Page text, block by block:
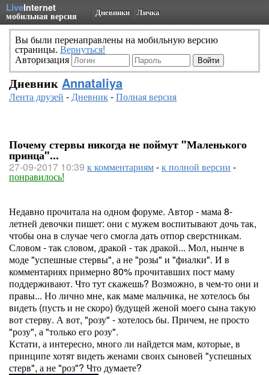
LiveInternet
мобильная версия Дневники Личка
Вы были перенаправлены на мобильную версию
страницы. Вернуться!
Авторизация
Дневник Annataliya
Лента друзей -Дневник-Полная версия
Почему стервы никогда не поймут "Маленького
принца"...
27-09-2017 10:39 к комментариям-к полной версии -
понравилось!
Недавно прочитала на одном форуме. Автор - мама 8-
летней девочки пишет: они с мужем воспитывают дочь так,
чтобы она в случае чего смогла дать отпор сверстникам.
Словом - так словом, дракой - так дракой... Мол, нынче в
моде "успешные стервы", а не "розы" и "фиалки". И в
комментариях примерно 80% прочитавших пост маму
поддерживают. Что тут скажешь? Возможно, в чем-то они и
правы... Но лично мне, как маме мальчика, не хотелось бы
видеть (пусть и не скоро) будущей женой моего сына такую
вот стерву. А вот, "розу" - хотелось бы. Причем, не просто
"розу", а "только его розу".
Кстати, а интересно, много ли найдется мам, которые, в
принципе хотят видеть женами своих сыновей "успешных
стерв", а не "роз"? Что думаете?